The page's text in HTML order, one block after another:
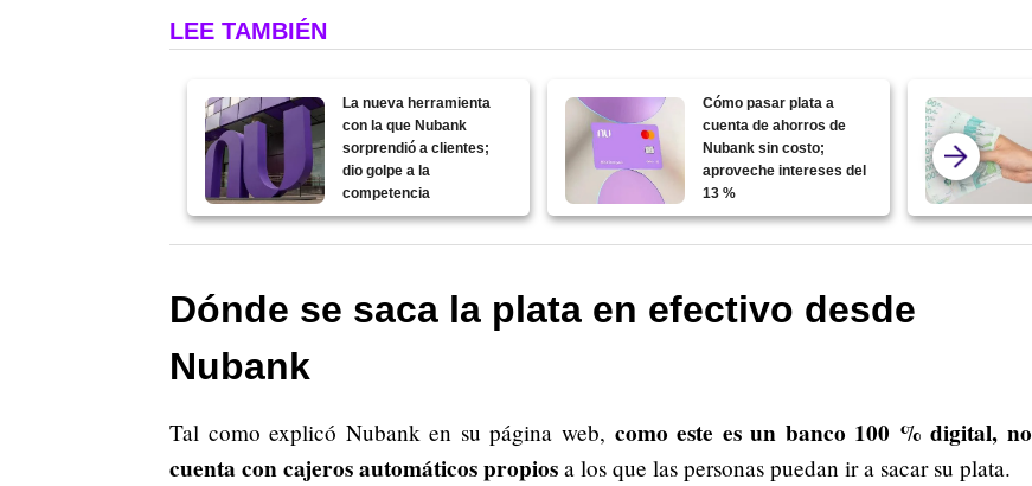
LEE TAMBIÉN
La nueva herramienta
con la que Nubank
sorprendió a clientes;
dio golpe a la
competencia
Cómo pasar plata a
cuenta de ahorros de
Nubank sin costo;
aproveche intereses del
13 %
Dónde se saca la plata en efectivo desde
Nubank
Tal como explicó Nubank en su página web, como este es un banco 100 % digital, no
cuenta con cajeros automáticos propios a los que las personas puedan ir a sacar su plata.